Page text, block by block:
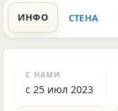
ИНФО СТЕНА
С НАМИ
с 25 июл 2023